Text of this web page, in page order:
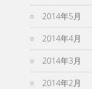
2014年5月
2014年4月
2014年3月
2014年2月